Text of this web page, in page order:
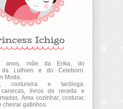
anos, mãe da Erika, do
da Lúthien e do Celeborn.
Moda.
costureira e taróloga.
canecas, livros de receita e
Ama cozinhar, costurar,
cheirar gatinhos.